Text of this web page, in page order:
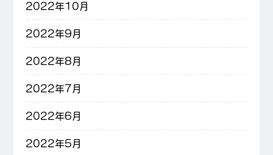
2022年10月
2022年9月
2022年8月
2022年7月
2022年6月
2022年5月